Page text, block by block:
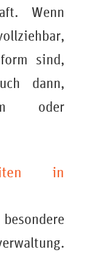
Wenn
sind,
dann,
oder
in